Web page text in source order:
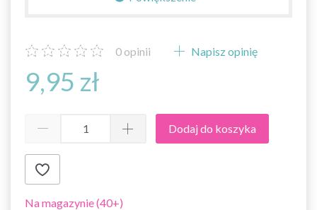
0 opinii Napisz opinię
9,95 zł
Dodaj do koszyka
Na magazynie (40+)